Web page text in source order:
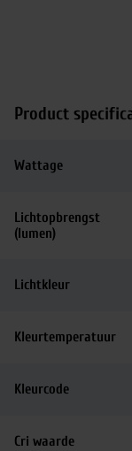
Product
Wattage
Lichtopbrengst
(lumen)
Lichtkleur
Kleurtemperatuur
Kleurcode
Cri waarde